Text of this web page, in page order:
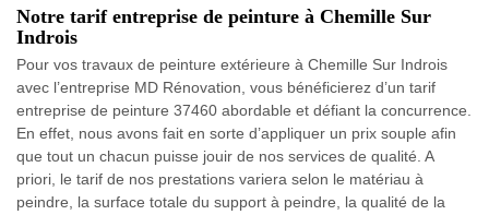
Notre tarif entreprise de peinture à Chemille Sur
Indrois
Pour vos travaux de peinture extérieure à Chemille Sur Indrois
avec l’entreprise MD Rénovation, vous bénéficierez d’un tarif
entreprise de peinture 37460 abordable et défiant la concurrence.
En effet, nous avons fait en sorte d’appliquer un prix souple afin
que tout un chacun puisse jouir de nos services de qualité. A
priori, le tarif de nos prestations variera selon le matériau à
peindre, la surface totale du support à peindre, la qualité de la